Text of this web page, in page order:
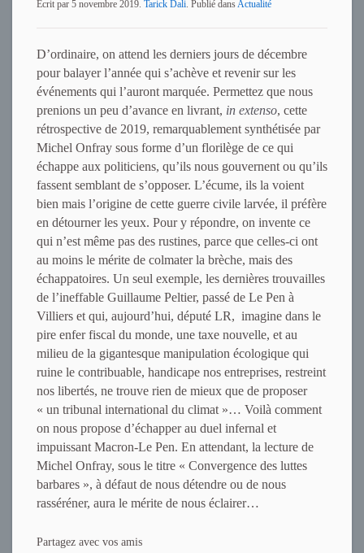
Ecrit par 5 novembre 2019. Tarick Dali. Publié dansActualité
D’ordinaire, on attend les derniers jours de décembre
pour balayer l’année qui s’achève et revenir sur les
événements qui l’auront marquée. Permettez que nous
prenions un peu d’avance en livrant, in extenso, cette
rétrospective de 2019, remarquablement synthétisée par
Michel Onfray sous forme d’un florilège de ce qui
échappe aux politiciens, qu’ils nous gouvernent ou qu’ils
fassent semblant de s’opposer. L’écume, ils la voient
bien mais l’origine de cette guerre civile larvée, il préfère
en détourner les yeux. Pour y répondre, on invente ce
qui n’est même pas des rustines, parce que celles-ci ont
au moins le mérite de colmater la brèche, mais des
échappatoires. Un seul exemple, les dernières trouvailles
de l’ineffable Guillaume Peltier, passé de Le Pen à
Villiers et qui, aujourd’hui, député LR, imagine dans le
pire enfer fiscal du monde, une taxe nouvelle, et au
milieu de la gigantesque manipulation écologique qui
ruine le contribuable, handicape nos entreprises, restreint
nos libertés, ne trouve rien de mieux que de proposer
« un tribunal international du climat »… Voilà comment
on nous propose d’échapper au duel infernal et
impuissant Macron-Le Pen. En attendant, la lecture de
Michel Onfray, sous le titre « Convergence des luttes
barbares », à défaut de nous détendre ou de nous
rasséréner, aura le mérite de nous éclairer…
Partagez avec vos amis